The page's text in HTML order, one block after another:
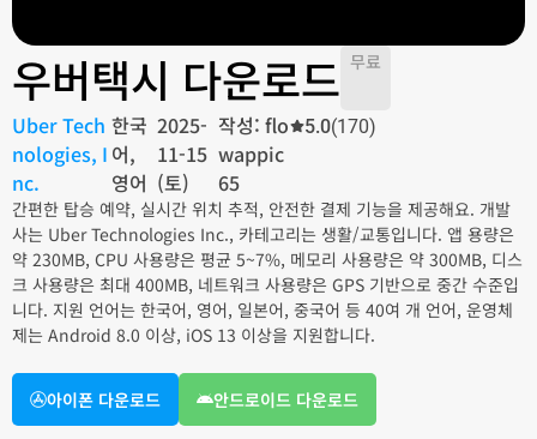
우버택시 다운로드 무료
Uber Tech
nologies, I
nc.
한국
어,
영어
2025-
11-15
(토)
작성: flo
wappic
65
5.0(170)
간편한 탑승 예약, 실시간 위치 추적, 안전한 결제 기능을 제공해요. 개발
사는 Uber Technologies Inc., 카테고리는 생활/교통입니다. 앱 용량은
약 230MB, CPU 사용량은 평균 5~7%, 메모리 사용량은 약 300MB, 디스
크 사용량은 최대 400MB, 네트워크 사용량은 GPS 기반으로 중간 수준입
니다. 지원 언어는 한국어, 영어, 일본어, 중국어 등 40여 개 언어, 운영체
제는 Android 8.0 이상, iOS 13 이상을 지원합니다.
아이폰 다운로드 안드로이드 다운로드